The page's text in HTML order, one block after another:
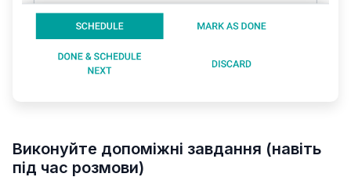
Виконуйте допоміжні завдання (навіть
під час розмови)